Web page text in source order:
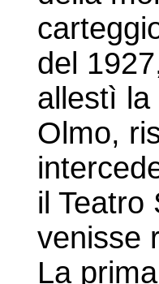
del
allestì la
Olmo,
il Teatro
venisse
La